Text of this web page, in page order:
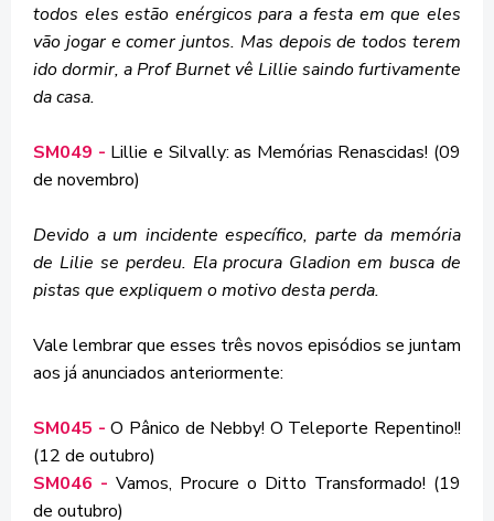
todos eles estão enérgicos para a festa em que eles
vão jogar e comer juntos. Mas depois de todos terem
ido dormir, a Prof Burnet vê Lillie saindo furtivamente
da casa.
SM049 - Lillie e Silvally: as Memórias Renascidas! (09
de novembro)
Devido a um incidente específico, parte da memória
de Lilie se perdeu. Ela procura Gladion em busca de
pistas que expliquem o motivo desta perda.
Vale lembrar que esses três novos episódios se juntam
aos já anunciados anteriormente:
SM045 -O Pânico de Nebby! O Teleporte Repentino!!
(12 de outubro)
SM046 - Vamos, Procure o Ditto Transformado! (19
de outubro)